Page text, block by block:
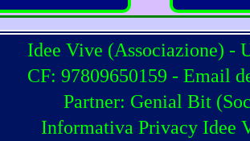
Idee Vive (Associazione) -
CF: 97809650159 - Email
Partner: Genial Bit (
Informativa Privacy Idee